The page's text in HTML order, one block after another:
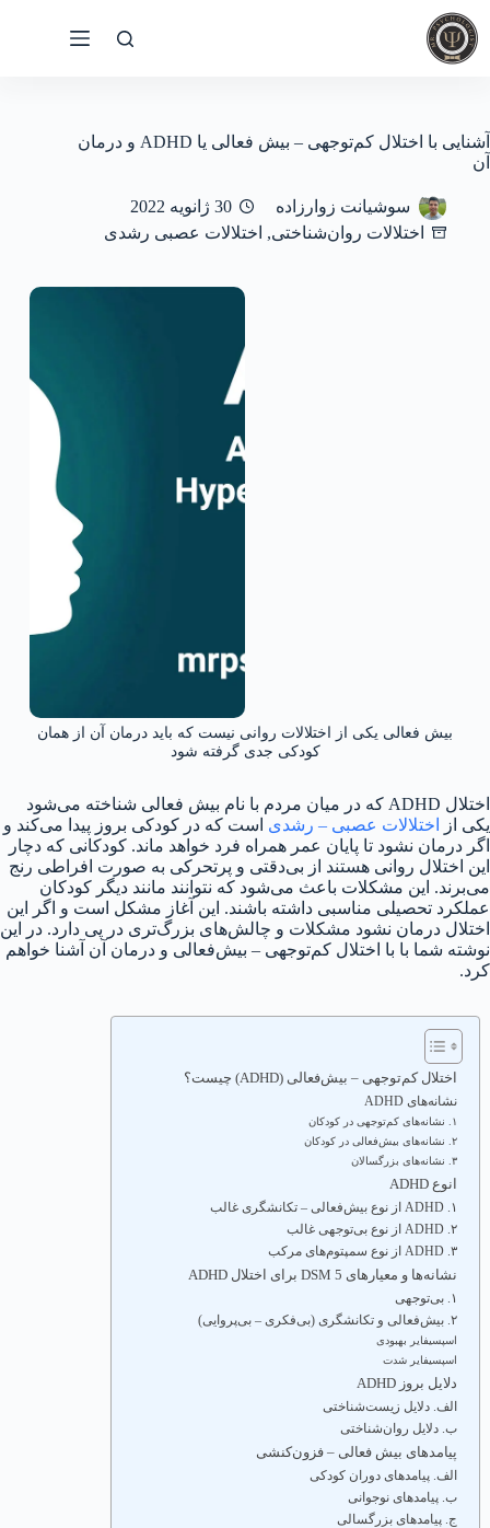
پرش
به
محتوا
آشنایی با اختلال کم‌توجهی – بیش فعالی یا ADHD و درمان
آن
سوشیانت زوارزاده
30 ژانویه 2022
اختلالات روان‌شناختی, اختلالات عصبی رشدی
بیش فعالی یکی از اختلالات روانی نیست که باید درمان آن از همان
کودکی جدی گرفته شود
اختلال ADHD که در میان مردم با نام بیش فعالی شناخته می‌شود
یکی از
اختلالات عصبی – رشدی است که در کودکی بروز پیدا می‌کند و
اگر درمان نشود تا پایان عمر همراه فرد خواهد ماند. کودکانی که دچار
این اختلال روانی هستند از بی‌دقتی و پرتحرکی به صورت افراطی رنج
می‌برند. این مشکلات باعث می‌شود که نتوانند مانند دیگر کودکان
عملکرد تحصیلی مناسبی داشته باشند. این آغاز مشکل است و اگر این
اختلال درمان نشود مشکلات و چالش‌های بزرگ‌تری در پی دارد. در این
نوشته شما با با اختلال کم‌توجهی – بیش‌فعالی و درمان آن آشنا خواهم
کرد.
اختلال کم‌توجهی – بیش‌فعالی (ADHD) چیست؟
نشانه‌های ADHD
۱. نشانه‌های کم‌توجهی در کودکان
۲. نشانه‌های بیش‌فعالی در کودکان
۳. نشانه‌های بزرگسالان
انوع ADHD
۱. ADHD از نوع بیش‌فعالی – تکانشگری غالب
۲. ADHD از نوع بی‌توجهی غالب
۳. ADHD از نوع سمپتوم‌های مرکب
نشانه‌ها و معیارهای DSM 5 برای اختلال ADHD
۱. بی‌توجهی
۲. بیش‌فعالی و تکانشگری (بی‌فکری – بی‌پروایی)
اسپسیفایر بهبودی
اسپسیفایر شدت
دلایل بروز ADHD
الف. دلایل زیست‌شناختی
ب. دلایل روان‌شناختی
پیامدهای بیش فعالی – فزون‌کنشی
الف. پیامدهای دوران کودکی
ب. پیامدهای نوجوانی
ج. پیامدهای بزرگسالی